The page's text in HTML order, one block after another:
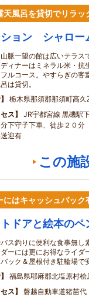
風呂を貸切でリラッ
ョン シャロー
脈一望の館は広いテラス
ィナーはミネラル米・抗
ルコース。やすらぎの客
は貸切。
栃木県那須郡那須町高
ス
JR宇都宮線 黒磯駅
下守子下車、徒歩２０
迎有
この施
にはキャッシュバック
ドアと絵本の
ス釣りに便利な食事無し
ーには更にお得なライダ
ック＆屋根付き駐輪場で
福島県耶麻郡北塩原村桧
ス
磐越自動車道猪苗